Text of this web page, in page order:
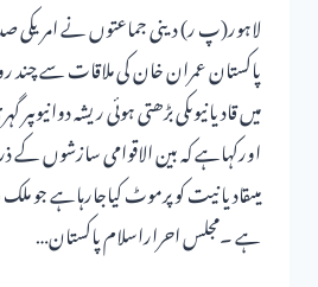
لاہور(پ ر) دینی جماعتوں نے
پاکستان عمران خان کی ملاقات سے چند
میں قادیانیوںکی بڑھتی ہوئی ریشہ
اورکہاہے کہ بین الاقوامی سازشوں کے
میںقادیانیت کو پرموٹ کیاجارہاہے جو
ہے ۔مجلس احراراسلام پاکستان…